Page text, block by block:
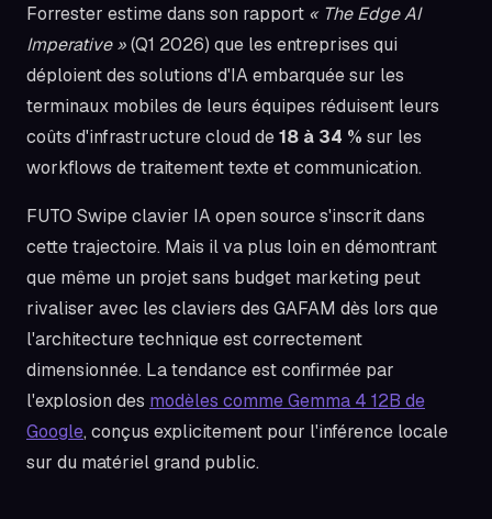
Forrester estime dans son rapport « The Edge AI
Imperative »(Q1 2026) que les entreprises qui
déploient des solutions d'IA embarquée sur les
terminaux mobiles de leurs équipes réduisent leurs
coûts d'infrastructure cloud de18 à 34 % sur les
workflows de traitement texte et communication.
FUTO Swipe clavier IA open source s'inscrit dans
cette trajectoire. Mais il va plus loin en démontrant
que même un projet sans budget marketing peut
rivaliser avec les claviers des GAFAM dès lors que
l'architecture technique est correctement
dimensionnée. La tendance est confirmée par
l'explosion des modèles comme Gemma 4 12B de
Google, conçus explicitement pour l'inférence locale
sur du matériel grand public.